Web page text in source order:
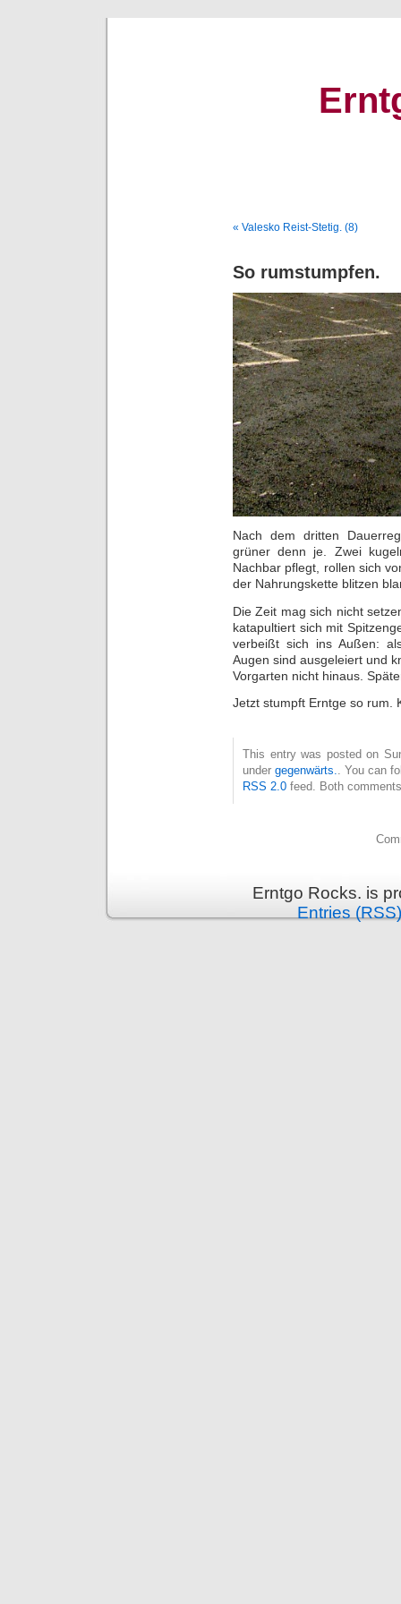
« Valesko Reist-Stetig. (8)
So rumstumpfen.
Nach dem dritten
grüner denn je. Zwei
Nachbar pflegt, rollen sich
der Nahrungskette blitzen
Die Zeit mag sich nicht
katapultiert sich mit
verbeißt sich ins Außen:
Augen sind ausgeleiert und
Vorgarten nicht hinaus.
Jetzt stumpft Erntge so rum.
This entry was posted on
under gegenwärts.. You can
RSS 2.0 feed. Both
Erntgo Rocks. is
Entries (RSS)